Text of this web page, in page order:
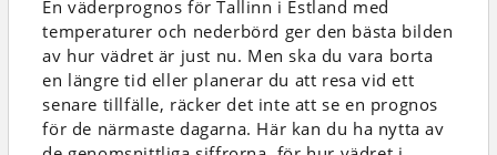
En väderprognos för Tallinn i Estland med
temperaturer och nederbörd ger den bästa bilden
av hur vädret är just nu. Men ska du vara borta
en längre tid eller planerar du att resa vid ett
senare tillfälle, räcker det inte att se en prognos
för de närmaste dagarna. Här kan du ha nytta av